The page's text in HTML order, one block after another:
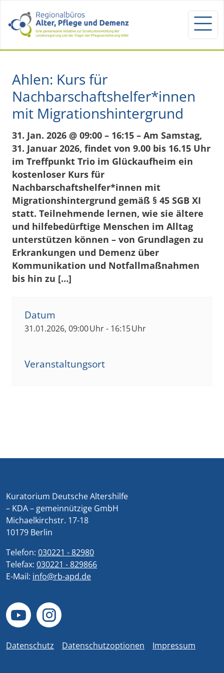
Ahlen: Kurs für
Nachbarschaftshelfer*innen
mit Migrationshintergrund
31. Jan. 2026 @ 09:00 – 16:15 – Am Samstag,
31. Januar 2026, findet von 9.00 bis 16.15 Uhr
im Treffpunkt Trio im Glückaufheim ein
kostenloser Kurs für
Nachbarschaftshelfer*innen mit
Migrationshintergrund gemäß § 45 SGB XI
statt. Teilnehmende lernen, wie sie ältere
und hilfebedürftige Menschen im Alltag
unterstützen können – von Grundlagen zu
Erkrankungen und Demenz über
Kommunikation und Notfallmaßnahmen
bis hin zu […]
Datum
31.01.2026, 09:00 Uhr - 16:15 Uhr
Veranstaltungsort
Kuratorium Deutsche Altershilfe
– KDA – gemeinnützige GmbH
Michaelkirchstr. 17-18
10179 Berlin
Telefon: 030221 - 82980
Telefax: 030221 - 829866
E-Mail: info@rb-apd.de
Datenschutz Datenschutzoptionen Impressum